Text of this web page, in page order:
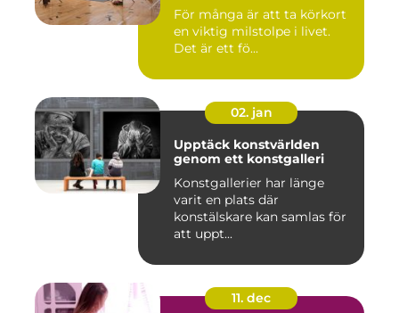
För många är att ta körkort
en viktig milstolpe i livet.
Det är ett fö...
02. jan
Upptäck konstvärlden
genom ett konstgalleri
Konstgallerier har länge
varit en plats där
konstälskare kan samlas för
att uppt...
11. dec